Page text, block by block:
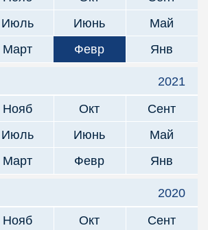
Июль Июнь
Май
Март Февр Янв
2021
Нояб Окт
Сент
Июль Июнь
Май
Март Февр Янв
2020
Нояб Окт
Сент